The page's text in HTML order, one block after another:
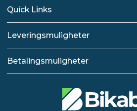
Quick Links
Leveringsmuligheter
Betalingsmuligheter